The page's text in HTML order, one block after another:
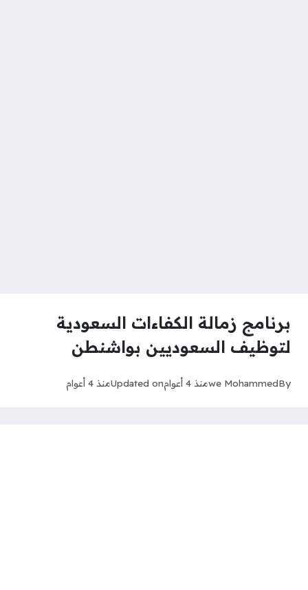
برنامج زمالة الكفاءات السعودية
لتوظيف السعوديين بواشنطن
By
we Mohammedمنذ 4 أعوام Updated onمنذ 4 أعوام